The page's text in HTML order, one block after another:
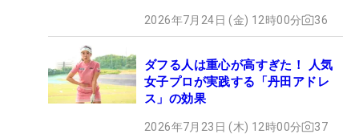
2026年7月24日 (金) 12時00分 36
ダフる人は重心が高すぎた！ 人気
女子プロが実践する「丹田アドレ
ス」の効果
2026年7月23日 (木) 12時00分 37